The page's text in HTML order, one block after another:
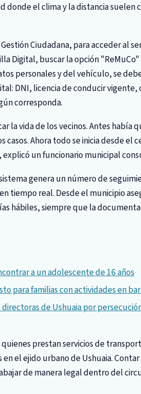
donde el clima y la distancia
Ciudadana, para acceder al
Digital, buscar la opción
personales y del vehículo, se
DNI, licencia de conducir vigente,
corresponda.
la vida de los vecinos. Antes había
casos. Ahora todo se inicia desde el
un funcionario municipal
genera un número de
tiempo real. Desde el municipio
hábiles, siempre que la
a un adolescente de 16 años
para familias con actividades en
de Ushuaia por
prestan servicios de
el ejido urbano de Ushuaia.
de manera legal dentro del